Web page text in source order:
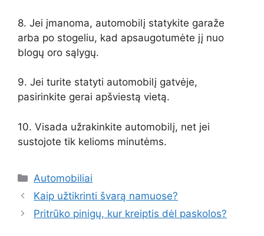
8. Jei įmanoma, automobilį statykite garaže
arba po stogeliu, kad apsaugotumėte jį nuo
blogų oro sąlygų.
9. Jei turite statyti automobilį gatvėje,
pasirinkite gerai apšviestą vietą.
10. Visada užrakinkite automobilį, net jei
sustojote tik kelioms minutėms.
Kategorijos
Automobiliai
Kaip užtikrinti švarą namuose?
Pritrūko pinigų, kur kreiptis dėl paskolos?